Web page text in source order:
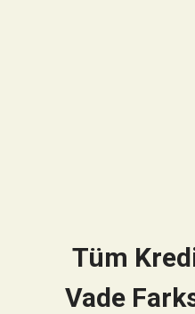
Tüm
Vade